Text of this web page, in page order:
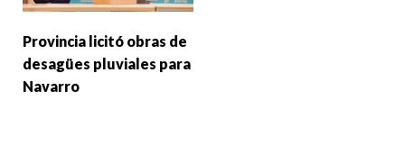
Provincia licitó obras de
desagües pluviales para
Navarro